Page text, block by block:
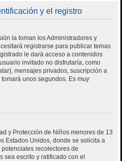
y el registro
la toman los Administradores y
registrarse para publicar temas
le dará acceso a contenidos
invitado no disfrutaría, como
mensajes privados, suscripción a
unos segundos. Es muy
y Protección de Niños menores de 13
Estados Unidos, donde se solicita a
recolectores de
sea escrito y ratificado con el